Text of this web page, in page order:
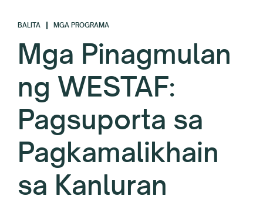
BALITA MGA PROGRAMA
Mga Pinagmulan
ng WESTAF:
Pagsuporta sa
Pagkamalikhain
sa Kanluran